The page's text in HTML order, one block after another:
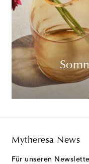
Mytheresa News
Für unseren